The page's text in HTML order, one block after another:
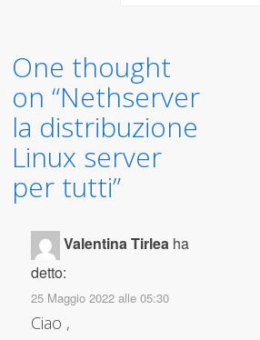
One thought
on “Nethserver
la distribuzione
Linux server
per tutti”
Valentina Tirlea ha
detto:
25 Maggio 2022 alle 05:30
Ciao ,